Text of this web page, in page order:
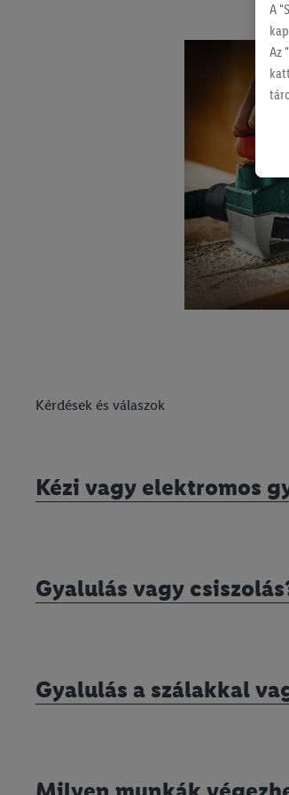
Kérdések és válaszok
Kézi vagy elektromos
Gyalulás vagy
Gyalulás a szálakkal
A
Az